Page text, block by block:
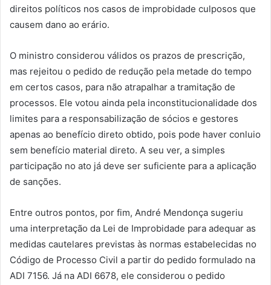
direitos políticos nos casos de improbidade culposos que
causem dano ao erário.
O ministro considerou válidos os prazos de prescrição,
mas rejeitou o pedido de redução pela metade do tempo
em certos casos, para não atrapalhar a tramitação de
processos. Ele votou ainda pela inconstitucionalidade dos
limites para a responsabilização de sócios e gestores
apenas ao benefício direto obtido, pois pode haver conluio
sem benefício material direto. A seu ver, a simples
participação no ato já deve ser suficiente para a aplicação
de sanções.
Entre outros pontos, por fim, André Mendonça sugeriu
uma interpretação da Lei de Improbidade para adequar as
medidas cautelares previstas às normas estabelecidas no
Código de Processo Civil a partir do pedido formulado na
ADI 7156. Já na ADI 6678, ele considerou o pedido